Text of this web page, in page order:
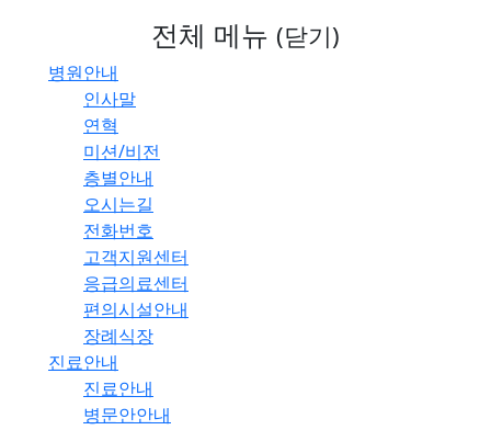
전체 메뉴 (닫기)
병원안내
인사말
연혁
미션/비전
층별안내
오시는길
전화번호
고객지원센터
응급의료센터
편의시설안내
장례식장
진료안내
진료안내
병문안안내